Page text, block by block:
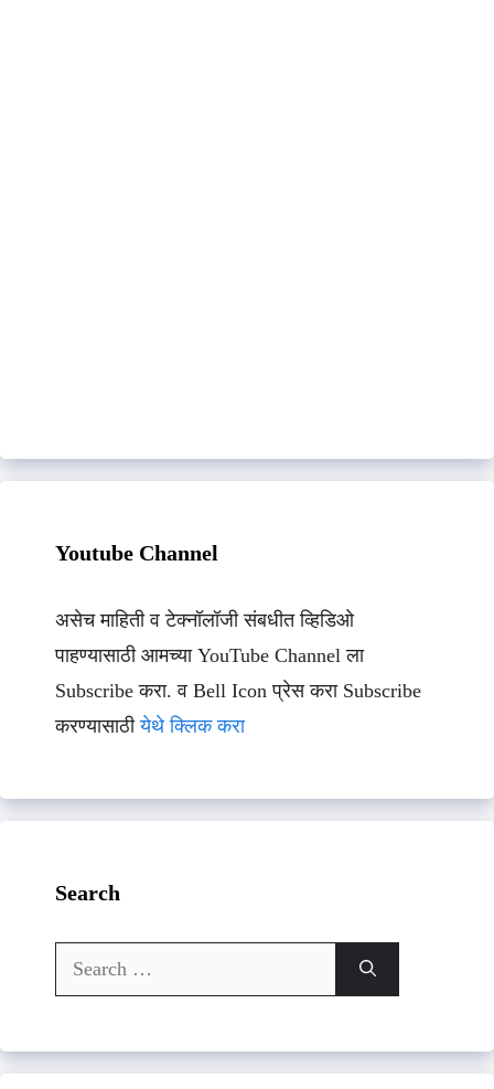
Youtube Channel
असेच माहिती व टेक्नॉलॉजी संबधीत व्हिडिओ
पाहण्यासाठी आमच्या YouTube Channel ला
Subscribe करा. व Bell Icon प्रेस करा Subscribe
करण्यासाठीयेथे क्लिक करा
Search
Search
for: